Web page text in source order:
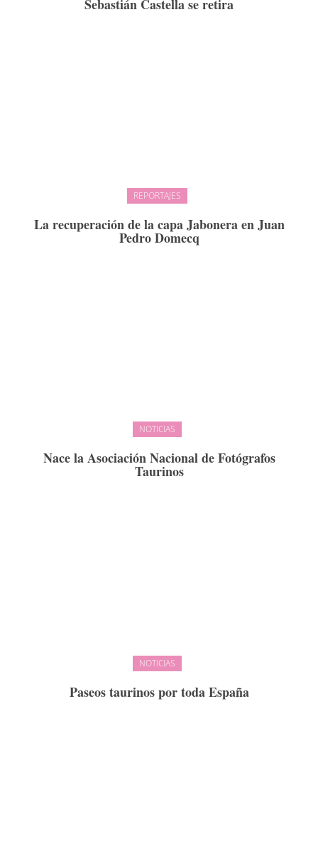
Sebastián Castella se retira
REPORTAJES
La recuperación de la capa Jabonera en Juan
Pedro Domecq
NOTICIAS
Nace la Asociación Nacional de Fotógrafos
Taurinos
NOTICIAS
Paseos taurinos por toda España